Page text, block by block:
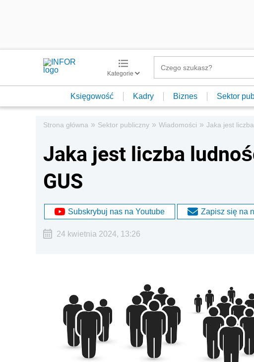
Kategorie
Księgowość Kadry Biznes Sektor
Strona główna » Sektor publiczny » Wiadomości » Jaka jest
Jaka jest liczba
GUS
Subskrybuj nas na Youtube Zapisz się na
24 kwietnia 2024, 13:26